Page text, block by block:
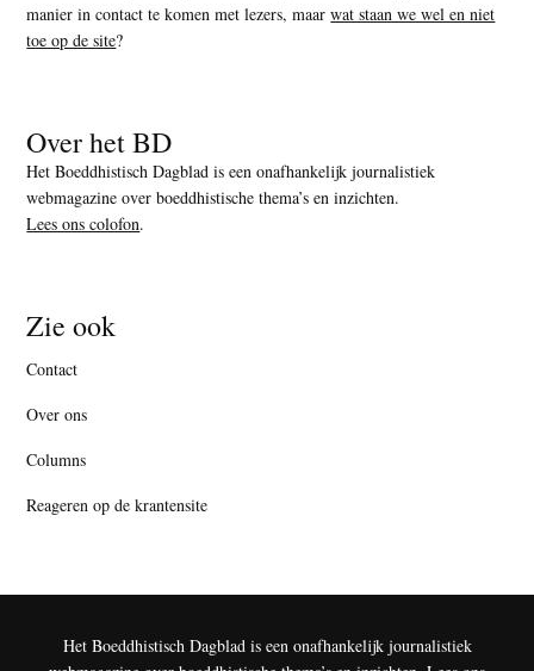
manier in contact te komen met lezers, maarwat staan we wel en niet
toe op de site?
Over het BD
Het Boeddhistisch Dagblad is een onafhankelijk journalistiek
webmagazine over boeddhistische thema’s en inzichten.
Lees ons colofon.
Zie ook
Contact
Over ons
Columns
Reageren op de krantensite
Het Boeddhistisch Dagblad is een onafhankelijk journalistiek